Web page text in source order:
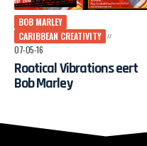
BOB MARLEY
CARIBBEAN CREATIVITY
07-05-16
Rootical Vibrations eert
Bob Marley